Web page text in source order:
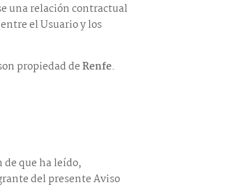
una relación contractual
el Usuario y los
propiedad deRenfe.
que ha leído,
del presente Aviso